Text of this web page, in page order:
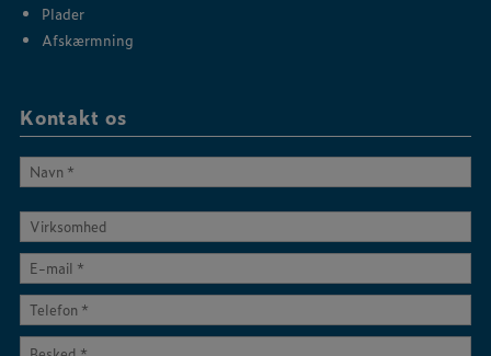
Plader
Afskærmning
Kontakt os
Virksomhed